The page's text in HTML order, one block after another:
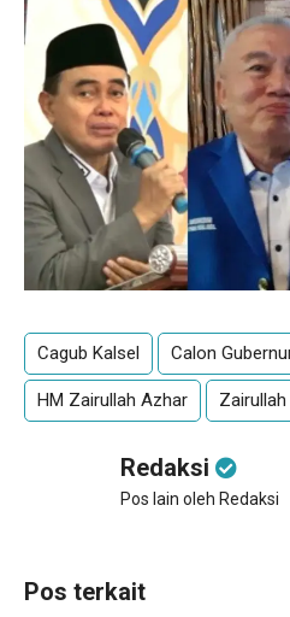
Cagub Kalsel Calon
HM Zairullah Azhar
Redaksi
Pos lain oleh Redaksi
Pos terkait